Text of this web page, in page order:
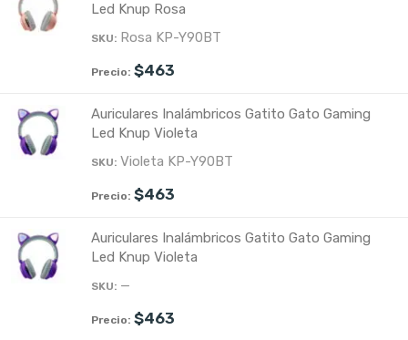
Led Knup Rosa
Rosa KP-Y90BT
$463
Auriculares Inalámbricos Gatito Gato Gaming
Led Knup Violeta
Violeta KP-Y90BT
$463
Auriculares Inalámbricos Gatito Gato Gaming
Led Knup Violeta
—
$463